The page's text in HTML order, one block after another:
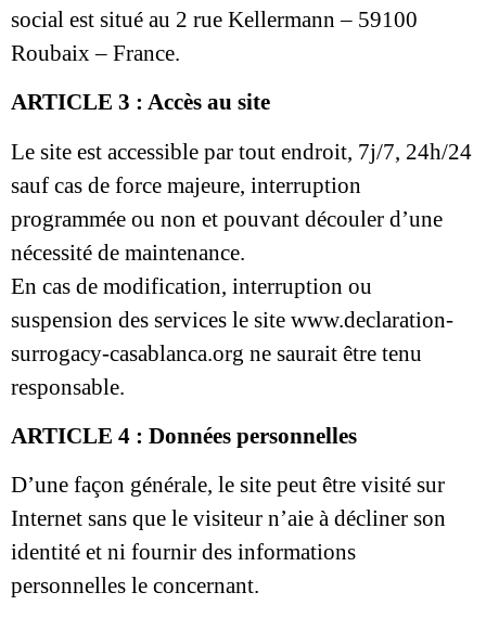
social est situé au 2 rue Kellermann – 59100
Roubaix – France.
ARTICLE 3 : Accès au site
Le site est accessible par tout endroit, 7j/7, 24h/24
sauf cas de force majeure, interruption
programmée ou non et pouvant découler d’une
nécessité de maintenance.
En cas de modification, interruption ou
suspension des services le site www.declaration-
surrogacy-casablanca.org ne saurait être tenu
responsable.
ARTICLE 4 : Données personnelles
D’une façon générale, le site peut être visité sur
Internet sans que le visiteur n’aie à décliner son
identité et ni fournir des informations
personnelles le concernant.